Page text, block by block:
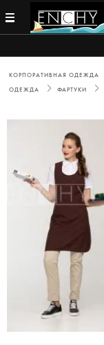
КОРПОРАТИВНАЯ ОДЕЖДА
ОДЕЖДА
ФАРТУКИ